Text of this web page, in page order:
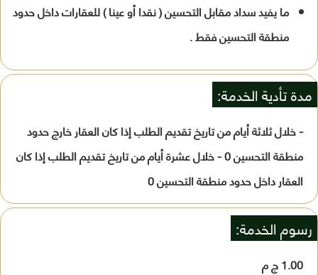
ما يفيد سداد مقابل التحسين ( نقدا أو عينا ) للعقارات داخل حدود
منطقة التحسين فقط .
مدة تأدية الخدمة:
- خلال ثلاثة أيام من تاريخ تقديم الطلب إذا كان العقار خارج حدود
منطقة التحسين 0 - خلال عشرة أيام من تاريخ تقديم الطلب إذا كان
العقار داخل حدود منطقة التحسين 0
رسوم الخدمة:
1.00 ج م